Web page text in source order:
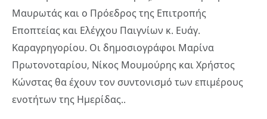
Μαυρωτάς και ο Πρόεδρος της Επιτροπής
Εποπτείας και Ελέγχου Παιγνίων κ. Ευάγ.
Καραγρηγορίου. Οι δημοσιογράφοι Μαρίνα
Πρωτονοταρίου, Νίκος Μουμούρης και Χρήστος
Κώνστας θα έχουν τον συντονισμό των επιμέρους
ενοτήτων της Ημερίδας..